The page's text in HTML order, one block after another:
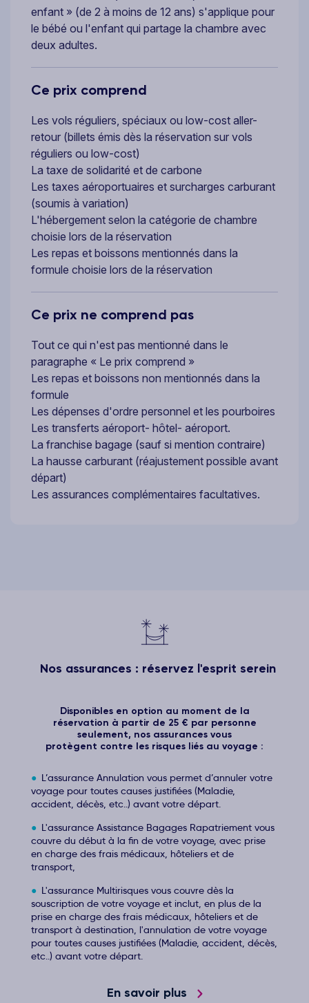
enfant » (de 2 à moins de 12 ans) s'applique pour
le bébé ou l'enfant qui partage la chambre avec
deux adultes.
Ce prix comprend
Les vols réguliers, spéciaux ou low-cost aller-
retour (billets émis dès la réservation sur vols
réguliers ou low-cost)
La taxe de solidarité et de carbone
Les taxes aéroportuaires et surcharges carburant
(soumis à variation)
L'hébergement selon la catégorie de chambre
choisie lors de la réservation
Les repas et boissons mentionnés dans la
formule choisie lors de la réservation
Ce prix ne comprend pas
Tout ce qui n'est pas mentionné dans le
paragraphe « Le prix comprend »
Les repas et boissons non mentionnés dans la
formule
Les dépenses d'ordre personnel et les pourboires
Les transferts aéroport- hôtel- aéroport.
La franchise bagage (sauf si mention contraire)
La hausse carburant (réajustement possible avant
départ)
Les assurances complémentaires facultatives.
Nos assurances : réservez l'esprit serein
Disponibles en option au moment de la
réservation à partir de 25 € par personne
seulement, nos assurances vous
protègent contre les risques liés au voyage :
L’assurance Annulation vous permet d’annuler votre
voyage pour toutes causes justifiées (Maladie,
accident, décès, etc..) avant votre départ.
L'assurance Assistance Bagages Rapatriement vous
couvre du début à la fin de votre voyage, avec prise
en charge des frais médicaux, hôteliers et de
transport,
L'assurance Multirisques vous couvre dès la
souscription de votre voyage et inclut, en plus de la
prise en charge des frais médicaux, hôteliers et de
transport à destination, l'annulation de votre voyage
pour toutes causes justifiées (Maladie, accident, décès,
etc..) avant votre départ.
En savoir plus